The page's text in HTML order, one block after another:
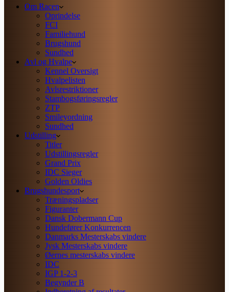
Om Racen
Oprindelse
FCI
Familiehund
Brugshund
Sundhed
Avl og Hvalpe
Kennel Oversigt
Hvalpelisten
Avlsrestriktioner
Stambogsføringsregler
ZTP
Smileyordning
Sundhed
Udstilling
Titler
Udstillingsregler
Grand Prix
IDC Sieger
Golden Oldies
Brugshundesport
Træningspladser
Figuranter
Dansk Dobermann Cup
Hundefører Konkurrencen
Danmarks Mesterskabs vindere
Jysk Mesterskabs vindere
Øernes mesterskabs vindere
IDC
IGP 1-2-3
Begynder B